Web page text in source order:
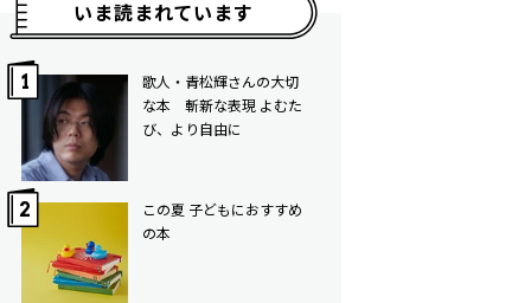
いま読まれています
歌人・青松輝さんの大切
な本 斬新な表現 よむた
び、より自由に
この夏 子どもにおすすめ
の本